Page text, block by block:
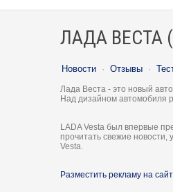
ЛАДА ВЕСТА
Новости · Отзывы ·
Лада Веста - это новый
Над дизайном автомобиля
LADA Vesta был впервые
прочитать свежие
Vesta.
Разместить рекламу на